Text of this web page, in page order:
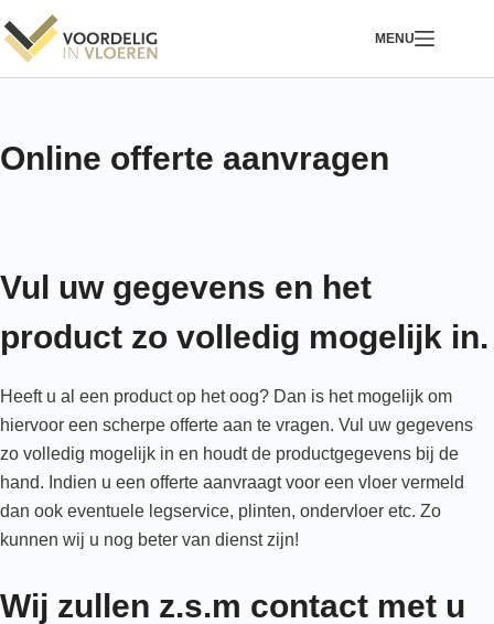
naar
MENU
Online offerte aanvragen
Vul uw gegevens en het
product zo volledig mogelijk in.
Heeft u al een product op het oog? Dan is het mogelijk om
hiervoor een scherpe offerte aan te vragen. Vul uw gegevens
zo volledig mogelijk in en houdt de productgegevens bij de
hand. Indien u een offerte aanvraagt voor een vloer vermeld
dan ook eventuele legservice, plinten, ondervloer etc. Zo
kunnen wij u nog beter van dienst zijn!
Wij zullen z.s.m contact met u